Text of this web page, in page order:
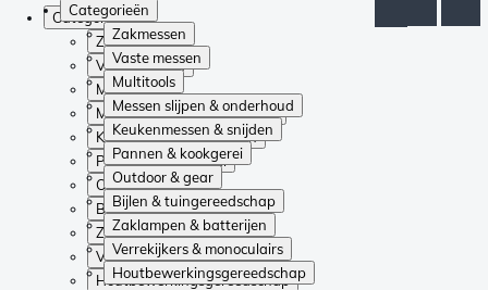
Categorieën
Zakmessen
Vaste messen
Multitools
Messen slijpen & onderhoud
Keukenmessen & snijden
Pannen & kookgerei
Outdoor & gear
Bijlen & tuingereedschap
Zaklampen & batterijen
Verrekijkers & monoculairs
Houtbewerkingsgereedschap
Categorieën
Zakmessen
Vaste messen
Multitools
Messen slijpen & onderhoud
Keukenmessen & snijden
Pannen & kookgerei
Outdoor & gear
Bijlen & tuingereedschap
Zaklampen & batterijen
Verrekijkers & monoculairs
Houtbewerkingsgereedschap